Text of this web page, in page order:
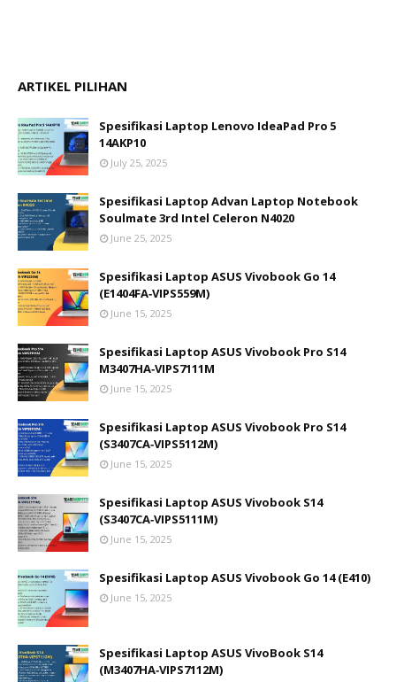
ARTIKEL PILIHAN
Spesifikasi Laptop Lenovo IdeaPad Pro 5
14AKP10
July 25, 2025
Spesifikasi Laptop Advan Laptop Notebook
Soulmate 3rd Intel Celeron N4020
June 25, 2025
Spesifikasi Laptop ASUS Vivobook Go 14
(E1404FA‑VIPS559M)
June 15, 2025
Spesifikasi Laptop ASUS Vivobook Pro S14
M3407HA‑VIPS7111M
June 15, 2025
Spesifikasi Laptop ASUS Vivobook Pro S14
(S3407CA‑VIPS5112M)
June 15, 2025
Spesifikasi Laptop ASUS Vivobook S14
(S3407CA‑VIPS5111M)
June 15, 2025
Spesifikasi Laptop ASUS Vivobook Go 14 (E410)
June 15, 2025
Spesifikasi Laptop ASUS VivoBook S14
(M3407HA‑VIPS7112M)